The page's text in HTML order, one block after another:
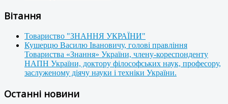
Вітання
Товариство "ЗНАННЯ УКРАЇНИ"
Кушерцю Василю Івановичу, голові правління
Товариства «Знання» України, члену-кореспонденту
НАПН України, доктору філософських наук, професору,
заслуженому діячу науки і техніки України.
Останні новини